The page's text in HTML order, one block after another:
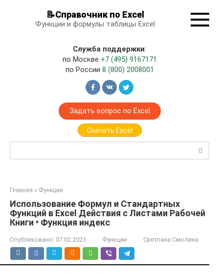
📝Справочник по Excel
Функции и формулы таблицы Excel
Служба поддержки:
по Москве +7 (495) 9167171
по России 8 (800) 2008001
Задать вопрос по Excel
Скачать Excel
Поиск:
Главная » Функции
Использование Формул и Стандартных
Функций в Excel Действия с Листами Рабочей
Книги • Функция индекс
Опубликовано: 07.02.2023 Функции Светлана Смолина